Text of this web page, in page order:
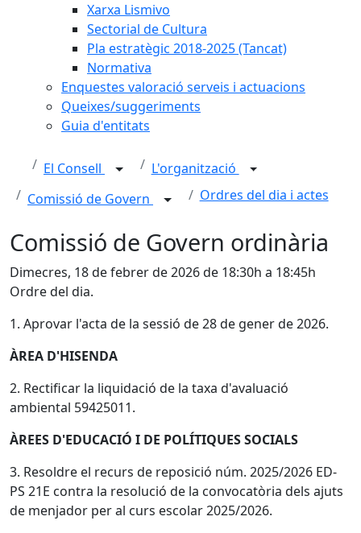
Xarxa Lismivo
Sectorial de Cultura
Pla estratègic 2018-2025 (Tancat)
Normativa
Enquestes valoració serveis i actuacions
Queixes/suggeriments
Guia d'entitats
El Consell
L'organització
Comissió de Govern
Ordres del dia i actes
Comissió de Govern ordinària
Dimecres, 18 de febrer de 2026 de 18:30h a 18:45h
Ordre del dia.
1. Aprovar l'acta de la sessió de 28 de gener de 2026.
ÀREA D'HISENDA
2. Rectificar la liquidació de la taxa d'avaluació
ambiental 59425011.
ÀREES D'EDUCACIÓ I DE POLÍTIQUES SOCIALS
3. Resoldre el recurs de reposició núm. 2025/2026 ED-
PS 21E contra la resolució de la convocatòria dels ajuts
de menjador per al curs escolar 2025/2026.